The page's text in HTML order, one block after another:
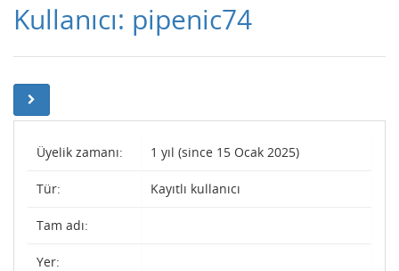
Kullanıcı: pipenic74
Üyelik zamanı: 1 yıl (since 15 Ocak 2025)
Tür: Kayıtlı kullanıcı
Tam adı:
Yer: